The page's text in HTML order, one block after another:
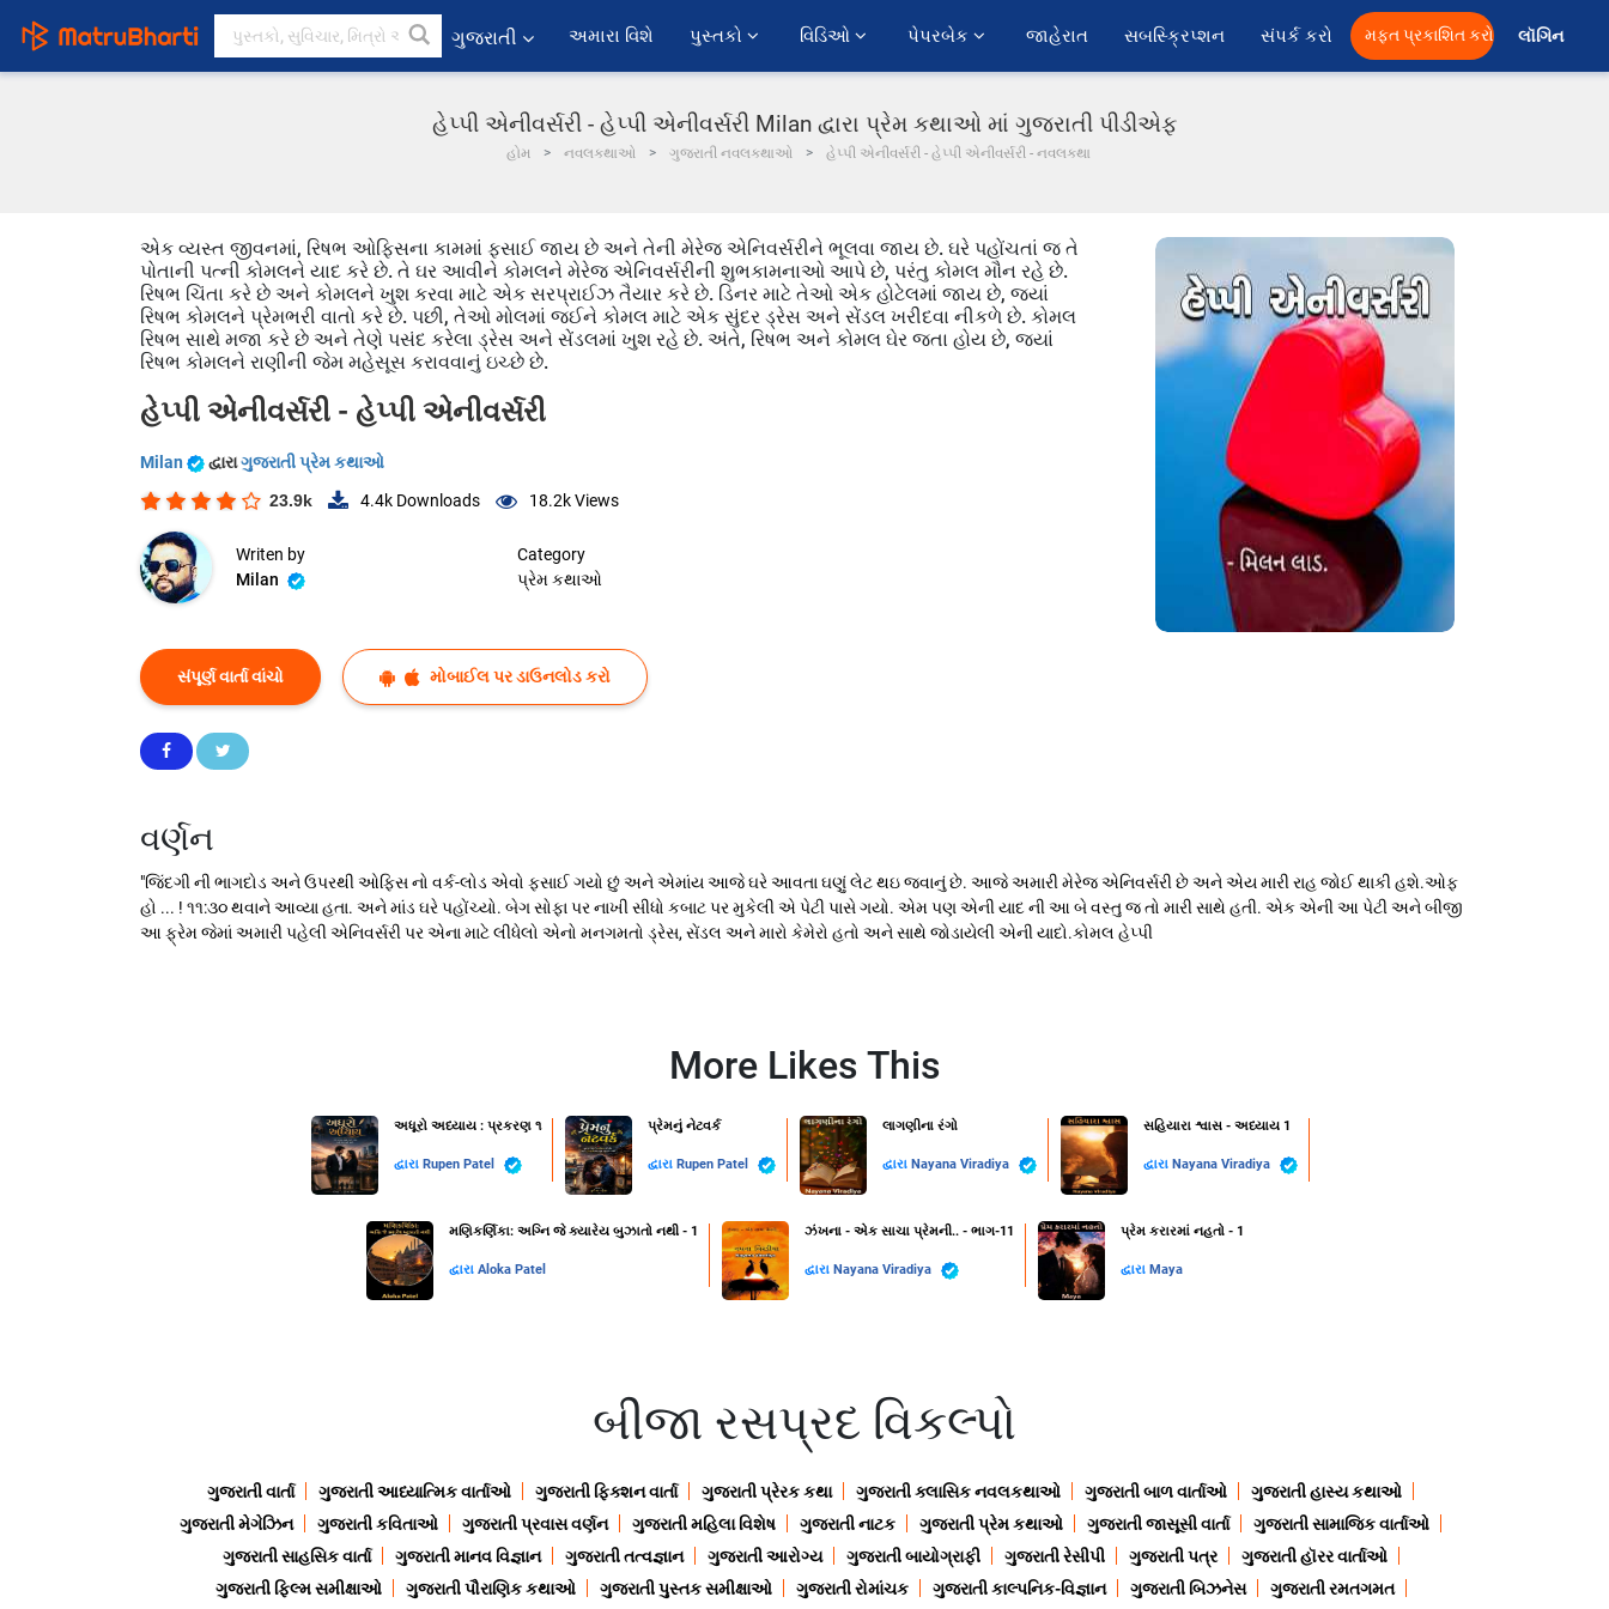
ગુજરાતી અમારા વિશે પુસ્તકો વિડિઓ પેપરબેક જાહેરાત સબસ્ક્રિપ્શન સંપર્ક કરો મફત પ્રકાશિત કરો લૉગિન
હેપ્પી એનીવર્સરી - હેપ્પી એનીવર્સરી Milan દ્વારા પ્રેમ કથાઓ માં ગુજરાતી પીડીએફ
હોમ નવલકથાઓ ગુજરાતી નવલકથાઓ હેપ્પી એનીવર્સરી - હેપ્પી એનીવર્સરી - નવલકથા
એક વ્યસ્ત જીવનમાં, રિષભ ઓફિસના કામમાં ફસાઈ જાય છે અને તેની મેરેજ એનિવર્સરીને ભૂલવા જાય છે. ઘરે પહોંચતાં જ તે
પોતાની પત્ની કોમલને યાદ કરે છે. તે ઘર આવીને કોમલને મેરેજ એનિવર્સરીની શુભકામનાઓ આપે છે, પરંતુ કોમલ મૌન રહે છે.
રિષભ ચિંતા કરે છે અને કોમલને ખુશ કરવા માટે એક સરપ્રાઈઝ તૈયાર કરે છે. ડિનર માટે તેઓ એક હોટેલમાં જાય છે, જ્યાં
રિષભ કોમલને પ્રેમભરી વાતો કરે છે. પછી, તેઓ મોલમાં જઈને કોમલ માટે એક સુંદર ડ્રેસ અને સેંડલ ખરીદવા નીકળે છે. કોમલ
રિષભ સાથે મજા કરે છે અને તેણે પસંદ કરેલા ડ્રેસ અને સેંડલમાં ખુશ રહે છે. અંતે, રિષભ અને કોમલ ઘેર જતા હોય છે, જ્યાં
રિષભ કોમલને રાણીની જેમ મહેસૂસ કરાવવાનું ઇચ્છે છે.
હેપ્પી એનીવર્સરી - હેપ્પી એનીવર્સરી
Milan દ્વારાગુજરાતી પ્રેમ કથાઓ
23.9k 4.4k Downloads 18.2kViews
Writen by
Milan
Category
પ્રેમ કથાઓ
સંપૂર્ણ વાર્તા વાંચો મોબાઈલ પર ડાઉનલોડ કરો
વર્ણન
"જિંદગી ની ભાગદોડ અને ઉપરથી ઓફિસ નો વર્ક-લોડ એવો ફસાઈ ગયો છું અને એમાંય આજે ઘરે આવતા ઘણું લેટ થઇ જવાનું છે. આજે અમારી મેરેજ એનિવર્સરી છે અને એય મારી રાહ જોઈ થાકી હશે.ઓફ
હો ... ! ૧૧:૩૦ થવાને આવ્યા હતા. અને માંડ ઘરે પહોંચ્યો. બેગ સોફા પર નાખી સીધો કબાટ પર મુકેલી એ પેટી પાસે ગયો. એમ પણ એની યાદ ની આ બે વસ્તુ જ તો મારી સાથે હતી. એક એની આ પેટી અને બીજી
આ ફ્રેમ જેમાં અમારી પહેલી એનિવર્સરી પર એના માટે લીધેલો એનો મનગમતો ડ્રેસ, સેંડલ અને મારો કેમેરો હતો અને સાથે જોડાયેલી એની યાદો.કોમલ હેપ્પી
More Likes This
અધૂરો અધ્યાય : પ્રકરણ ૧
દ્વારા Rupen Patel
પ્રેમનું નેટવર્ક
દ્વારા Rupen Patel
લાગણીના રંગો
દ્વારા Nayana Viradiya
સહિયારા શ્વાસ - અધ્યાય 1
દ્વારા Nayana Viradiya
મણિકર્ણિકા: અગ્નિ જે ક્યારેય બુઝાતો નથી - 1
દ્વારા Aloka Patel
ઝંખના - એક સાચા પ્રેમની.. - ભાગ-11
દ્વારા Nayana Viradiya
પ્રેમ કરારમાં નહતો - 1
દ્વારા Maya
બીજા રસપ્રદ વિકલ્પો
ગુજરાતી વાર્તા ગુજરાતી આધ્યાત્મિક વાર્તાઓ ગુજરાતી ફિક્શન વાર્તા ગુજરાતી પ્રેરક કથા ગુજરાતી ક્લાસિક નવલકથાઓ ગુજરાતી બાળ વાર્તાઓ
ગુજરાતી હાસ્ય કથાઓ
ગુજરાતી મેગેઝિન
ગુજરાતી કવિતાઓ ગુજરાતી પ્રવાસ વર્ણન ગુજરાતી મહિલા વિશેષ ગુજરાતી નાટક ગુજરાતી પ્રેમ કથાઓ ગુજરાતી જાસૂસી વાર્તા
ગુજરાતી સામાજિક વાર્તાઓ
ગુજરાતી સાહસિક વાર્તા
ગુજરાતી માનવ વિજ્ઞાન ગુજરાતી તત્વજ્ઞાન ગુજરાતી આરોગ્ય ગુજરાતી બાયોગ્રાફી ગુજરાતી રેસીપી ગુજરાતી પત્ર
ગુજરાતી હૉરર વાર્તાઓ
ગુજરાતી ફિલ્મ સમીક્ષાઓ
ગુજરાતી પૌરાણિક કથાઓ ગુજરાતી પુસ્તક સમીક્ષાઓ ગુજરાતી રોમાંચક ગુજરાતી કાલ્પનિક-વિજ્ઞાન ગુજરાતી બિઝનેસ ગુજરાતી રમતગમત